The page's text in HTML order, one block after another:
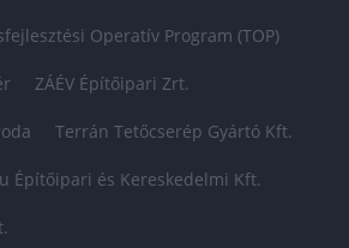
Operatív Program (TOP)
ZÁÉV Építőipari Zrt.
Terrán Tetőcserép Gyártó Kft.
Építőipari és Kereskedelmi Kft.